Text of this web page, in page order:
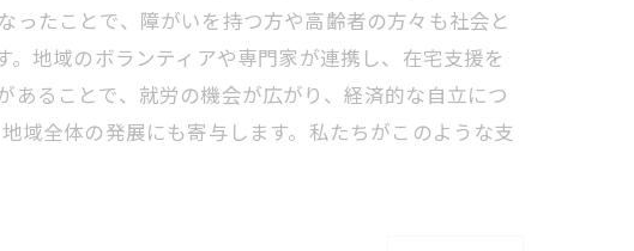
たことで、障がいを持つ方や高齢者の方々も社会と
地域のボランティアや専門家が連携し、在宅支援を
ることで、就労の機会が広がり、経済的な自立につ
域全体の発展にも寄与します。私たちがこのような支